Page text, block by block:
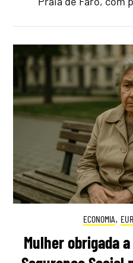
ECONOMIA,
Mulher obrigada